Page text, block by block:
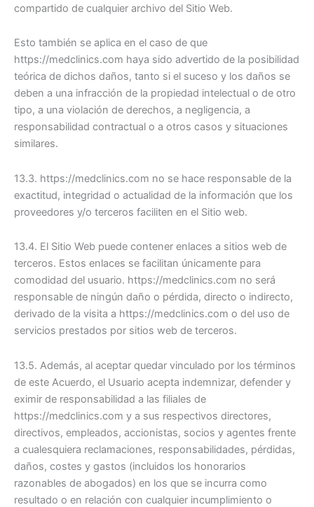
compartido de cualquier archivo del Sitio Web.
Esto también se aplica en el caso de que
https://medclinics.com haya sido advertido de la posibilidad
teórica de dichos daños, tanto si el suceso y los daños se
deben a una infracción de la propiedad intelectual o de otro
tipo, a una violación de derechos, a negligencia, a
responsabilidad contractual o a otros casos y situaciones
similares.
13.3. https://medclinics.com no se hace responsable de la
exactitud, integridad o actualidad de la información que los
proveedores y/o terceros faciliten en el Sitio web.
13.4. El Sitio Web puede contener enlaces a sitios web de
terceros. Estos enlaces se facilitan únicamente para
comodidad del usuario. https://medclinics.com no será
responsable de ningún daño o pérdida, directo o indirecto,
derivado de la visita a https://medclinics.com o del uso de
servicios prestados por sitios web de terceros.
13.5. Además, al aceptar quedar vinculado por los términos
de este Acuerdo, el Usuario acepta indemnizar, defender y
eximir de responsabilidad a las filiales de
https://medclinics.com y a sus respectivos directores,
directivos, empleados, accionistas, socios y agentes frente
a cualesquiera reclamaciones, responsabilidades, pérdidas,
daños, costes y gastos (incluidos los honorarios
razonables de abogados) en los que se incurra como
resultado o en relación con cualquier incumplimiento o